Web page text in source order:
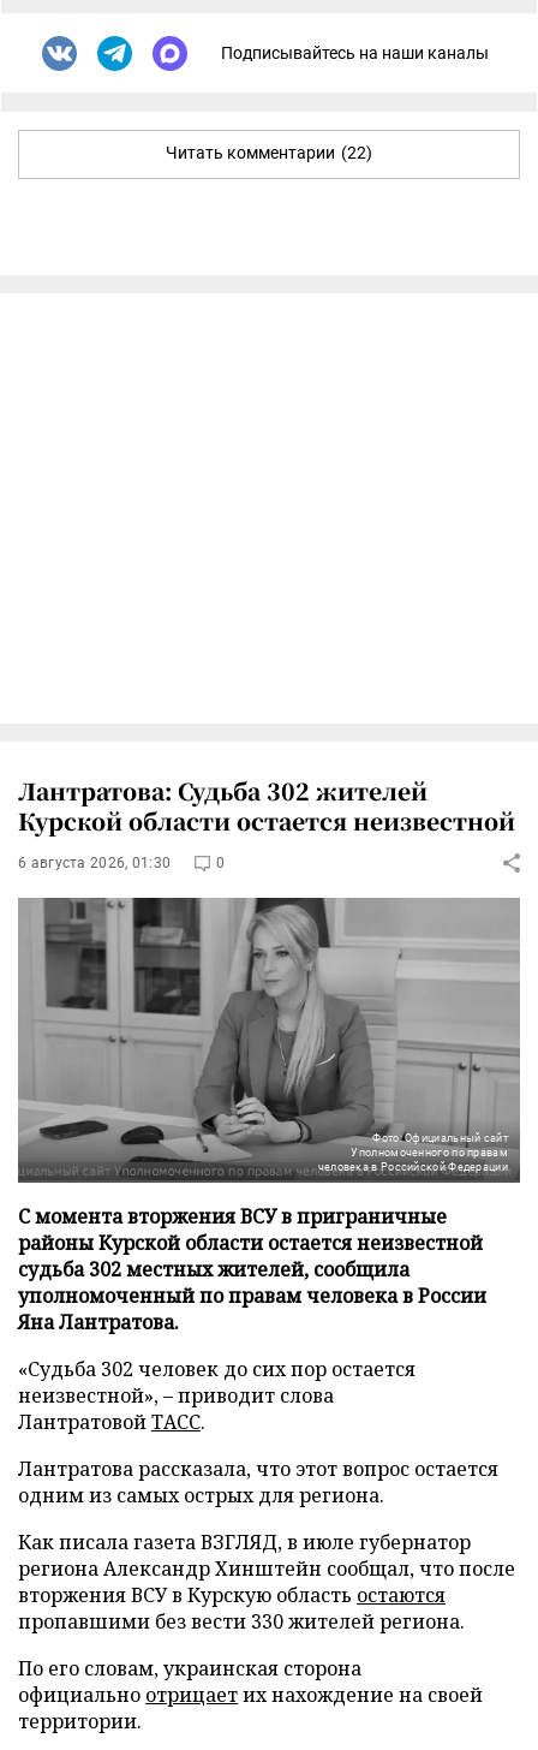
Подписывайтесь на наши каналы
Читать комментарии (22)
Лантратова: Судьба 302 жителей
Курской области остается неизвестной
6 августа 2026, 01:30 0
Фото: Официальный сайт
Уполномоченного по правам
человека в Российской Федерации
С момента вторжения ВСУ в приграничные
районы Курской области остается неизвестной
судьба 302 местных жителей, сообщила
уполномоченный по правам человека в России
Яна Лантратова.
«Судьба 302 человек до сих пор остается
неизвестной», – приводит слова
ЛантратовойТАСС.
Лантратова рассказала, что этот вопрос остается
одним из самых острых для региона.
Как писала газета ВЗГЛЯД, в июле губернатор
региона Александр Хинштейн сообщал, что после
вторжения ВСУ в Курскую область остаются
пропавшими без вести 330 жителей региона.
По его словам, украинская сторона
официально отрицаетих нахождение на своей
территории.